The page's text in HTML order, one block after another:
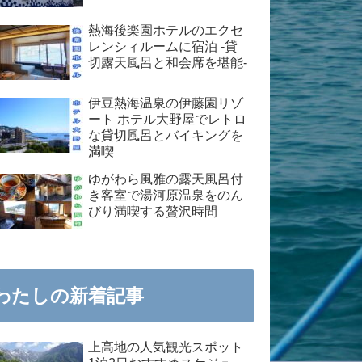
熱海後楽園ホテルのエクセ
レンシィルームに宿泊 -貸
切露天風呂と和会席を堪能-
伊豆熱海温泉の伊藤園リゾ
ート ホテル大野屋でレトロ
な貸切風呂とバイキングを
満喫
ゆがわら風雅の露天風呂付
き客室で湯河原温泉をのん
びり満喫する贅沢時間
たしの新着記事
上高地の人気観光スポット